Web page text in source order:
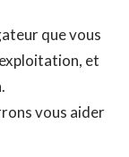
que vous
et
vous aider